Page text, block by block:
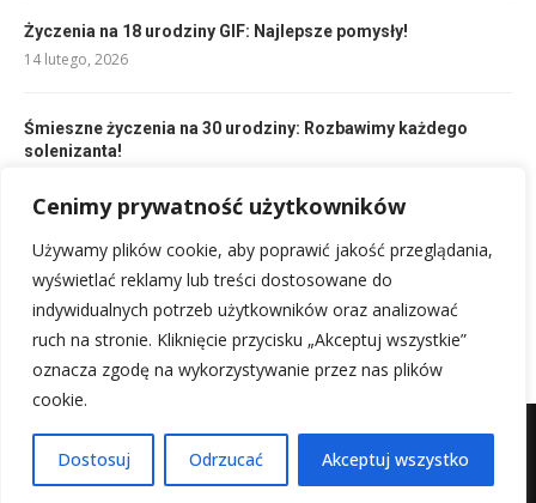
Cenimy prywatność użytkowników
Używamy plików cookie, aby poprawić jakość przeglądania,
wyświetlać reklamy lub treści dostosowane do
indywidualnych potrzeb użytkowników oraz analizować
ruch na stronie. Kliknięcie przycisku „Akceptuj wszystkie”
oznacza zgodę na wykorzystywanie przez nas plików
cookie.
Dostosuj Odrzucać Akceptuj wszystko
Życzenia na 18 urodziny GIF: Najlepsze pomysły!
14 lutego, 2026
Śmieszne życzenia na 30 urodziny: Rozbawimy każdego
solenizanta!
Życzenia urodzinowe: Najlepsze słowa na ten wyjątkowy
dzień
14 lutego, 2026
Mapa witryny Kontakt z nami